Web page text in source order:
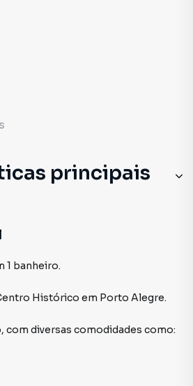
principais
1 banheiro.
Histórico em Porto Alegre.
, com diversas comodidades como: